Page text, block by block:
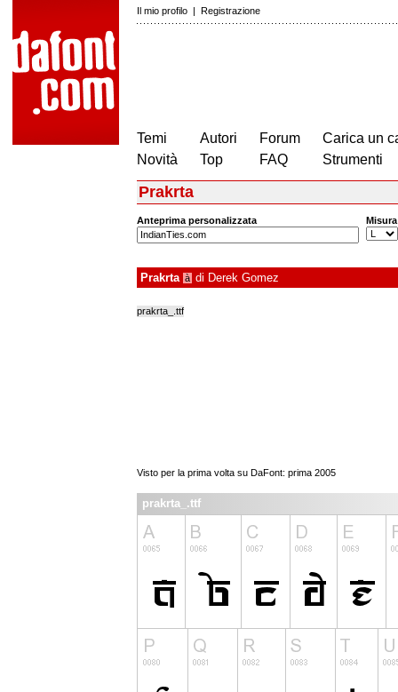
Il mio profilo | Registrazione
Temi
Novità
Autori
Top
Forum
FAQ
Carica un
Strumenti
Prakrta
Anteprima personalizzata Misura
Prakrta à di Derek Gomez
prakrta_.ttf
Visto per la prima volta su DaFont: prima 2005
prakrta_.ttf